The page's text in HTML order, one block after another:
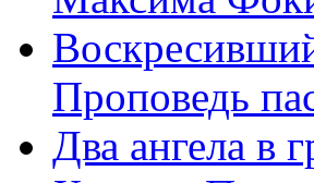
Проповедь
Два ангела в